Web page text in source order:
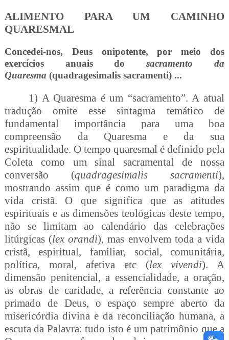
ALIMENTO PARA UM CAMINHO
QUARESMAL
Concedei-nos, Deus onipotente, por meio dos
exercícios anuais dosacramento da
Quaresma (quadragesimalis sacramenti) ...
1) A Quaresma é um “sacramento”. A atual
tradução omite esse sintagma temático de
fundamental importância para uma boa
compreensão da Quaresma e da sua
espiritualidade. O tempo quaresmal é definido pela
Coleta como um sinal sacramental de nossa
conversão (quadragesimalis sacramenti),
mostrando assim que é como um paradigma da
vida cristã. O que significa que as atitudes
espirituais e as dimensões teológicas deste tempo,
não se limitam ao calendário das celebrações
litúrgicas (lex orandi), mas envolvem toda a vida
cristã, espiritual, familiar, social, comunitária,
política, moral, afetiva etc (lex vivendi). A
dimensão penitencial, a essencialidade, a oração,
as obras de caridade, a referência constante ao
primado de Deus, o espaço sempre aberto da
misericórdia divina e da reconciliação humana, a
escuta da Palavra: tudo isto é um patrimônio que a